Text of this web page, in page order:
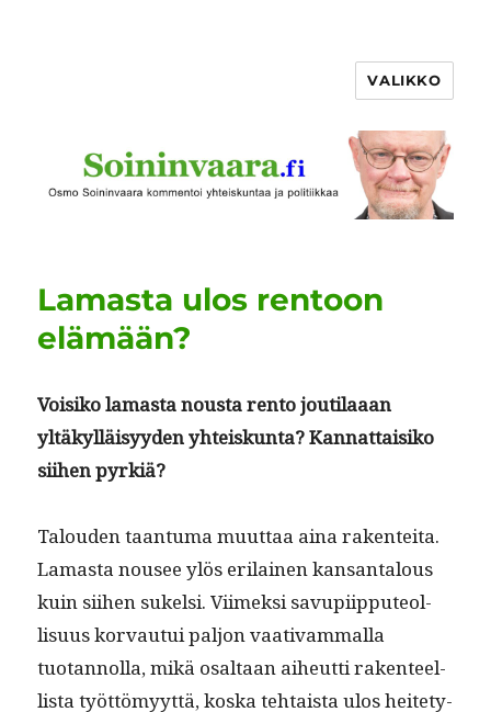
VALIKKO
Lamasta ulos rentoon
elämään?
Voisiko lamas­ta nous­ta ren­to jouti­laaan
yltäkyl­läisyy­den yhteiskun­ta? Kan­nat­taisiko
siihen pyrkiä?
Talouden taan­tu­ma muut­taa aina rak­en­tei­ta.
Lamas­ta nousee ylös eri­lainen kansan­talous
kuin siihen sukel­si. Viimek­si savupi­ip­pute­ol­
lisu­us kor­vau­tui paljon vaa­ti­vam­mal­la
tuotan­nol­la, mikä osaltaan aiheut­ti rak­en­teel­
lista työt­tömyyt­tä, kos­ka tehtaista ulos heit­e­ty­